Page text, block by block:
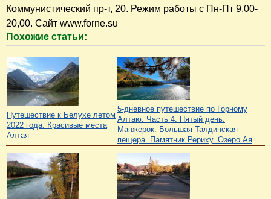
Коммунистический пр-т, 20. Режим работы с Пн-Пт 9,00-
20,00. Сайт www.forne.su
Похожие статьи:
Путешествие к Белухе летом
2022 года. Красивые места
Алтая
5-дневное путешествие по Горному
Алтаю. Часть 4. Пятый день.
Манжерок. Большая Талдинская
пещера. Памятник Рериху. Озеро Ая